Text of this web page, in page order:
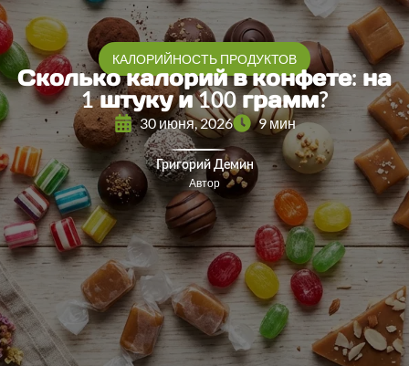
КАЛОРИЙНОСТЬ ПРОДУКТОВ
Сколько калорий в конфете: на
1 штуку и 100 грамм?
30 июня, 2026 9 мин
Григорий Демин
Автор